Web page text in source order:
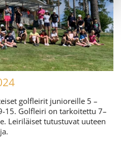
golfleirit junioreille 5 –
15. Golfleiri on tarkoitettu 7–
Leiriläiset tutustuvat uuteen